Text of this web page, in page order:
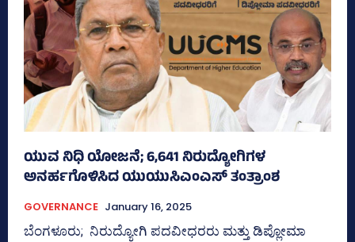
ಯುವ ನಿಧಿ ಯೋಜನೆ; 6,641 ನಿರುದ್ಯೋಗಿಗಳ
ಅನರ್ಹಗೊಳಿಸಿದ ಯುಯುಸಿಎಂಎಸ್ ತಂತ್ರಾಂಶ
GOVERNANCE January 16, 2025
ಬೆಂಗಳೂರು; ನಿರುದ್ಯೋಗಿ ಪದವೀಧರರು ಮತ್ತು ಡಿಪ್ಲೋಮಾ